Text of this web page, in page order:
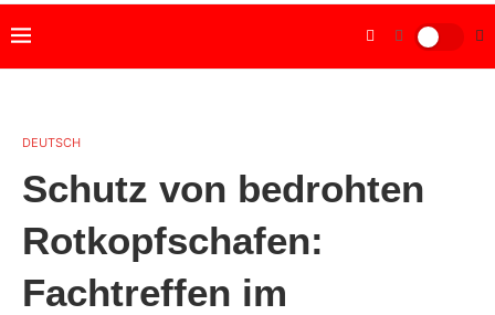
DEUTSCH
Schutz von bedrohten
Rotkopfschafen:
Fachtreffen im